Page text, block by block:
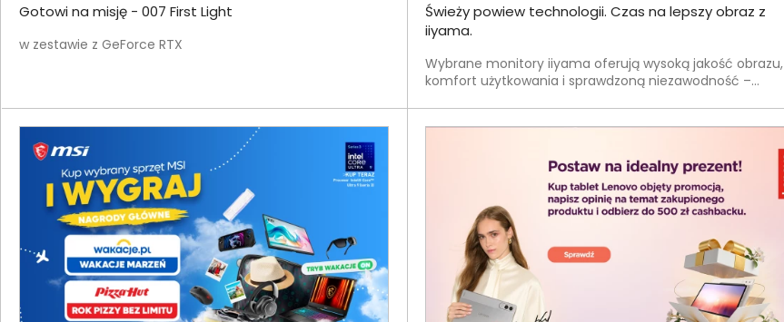
Gotowi na misję - 007 First Light
w zestawie z GeForce RTX
Świeży powiew technologii. Czas na lepszy obraz z
iiyama.
Wybrane monitory iiyama oferują wysoką jakość obrazu,
komfort użytkowania i sprawdzoną niezawodność –
technologię, która robi różnicę od pierwszego spojrzenia.